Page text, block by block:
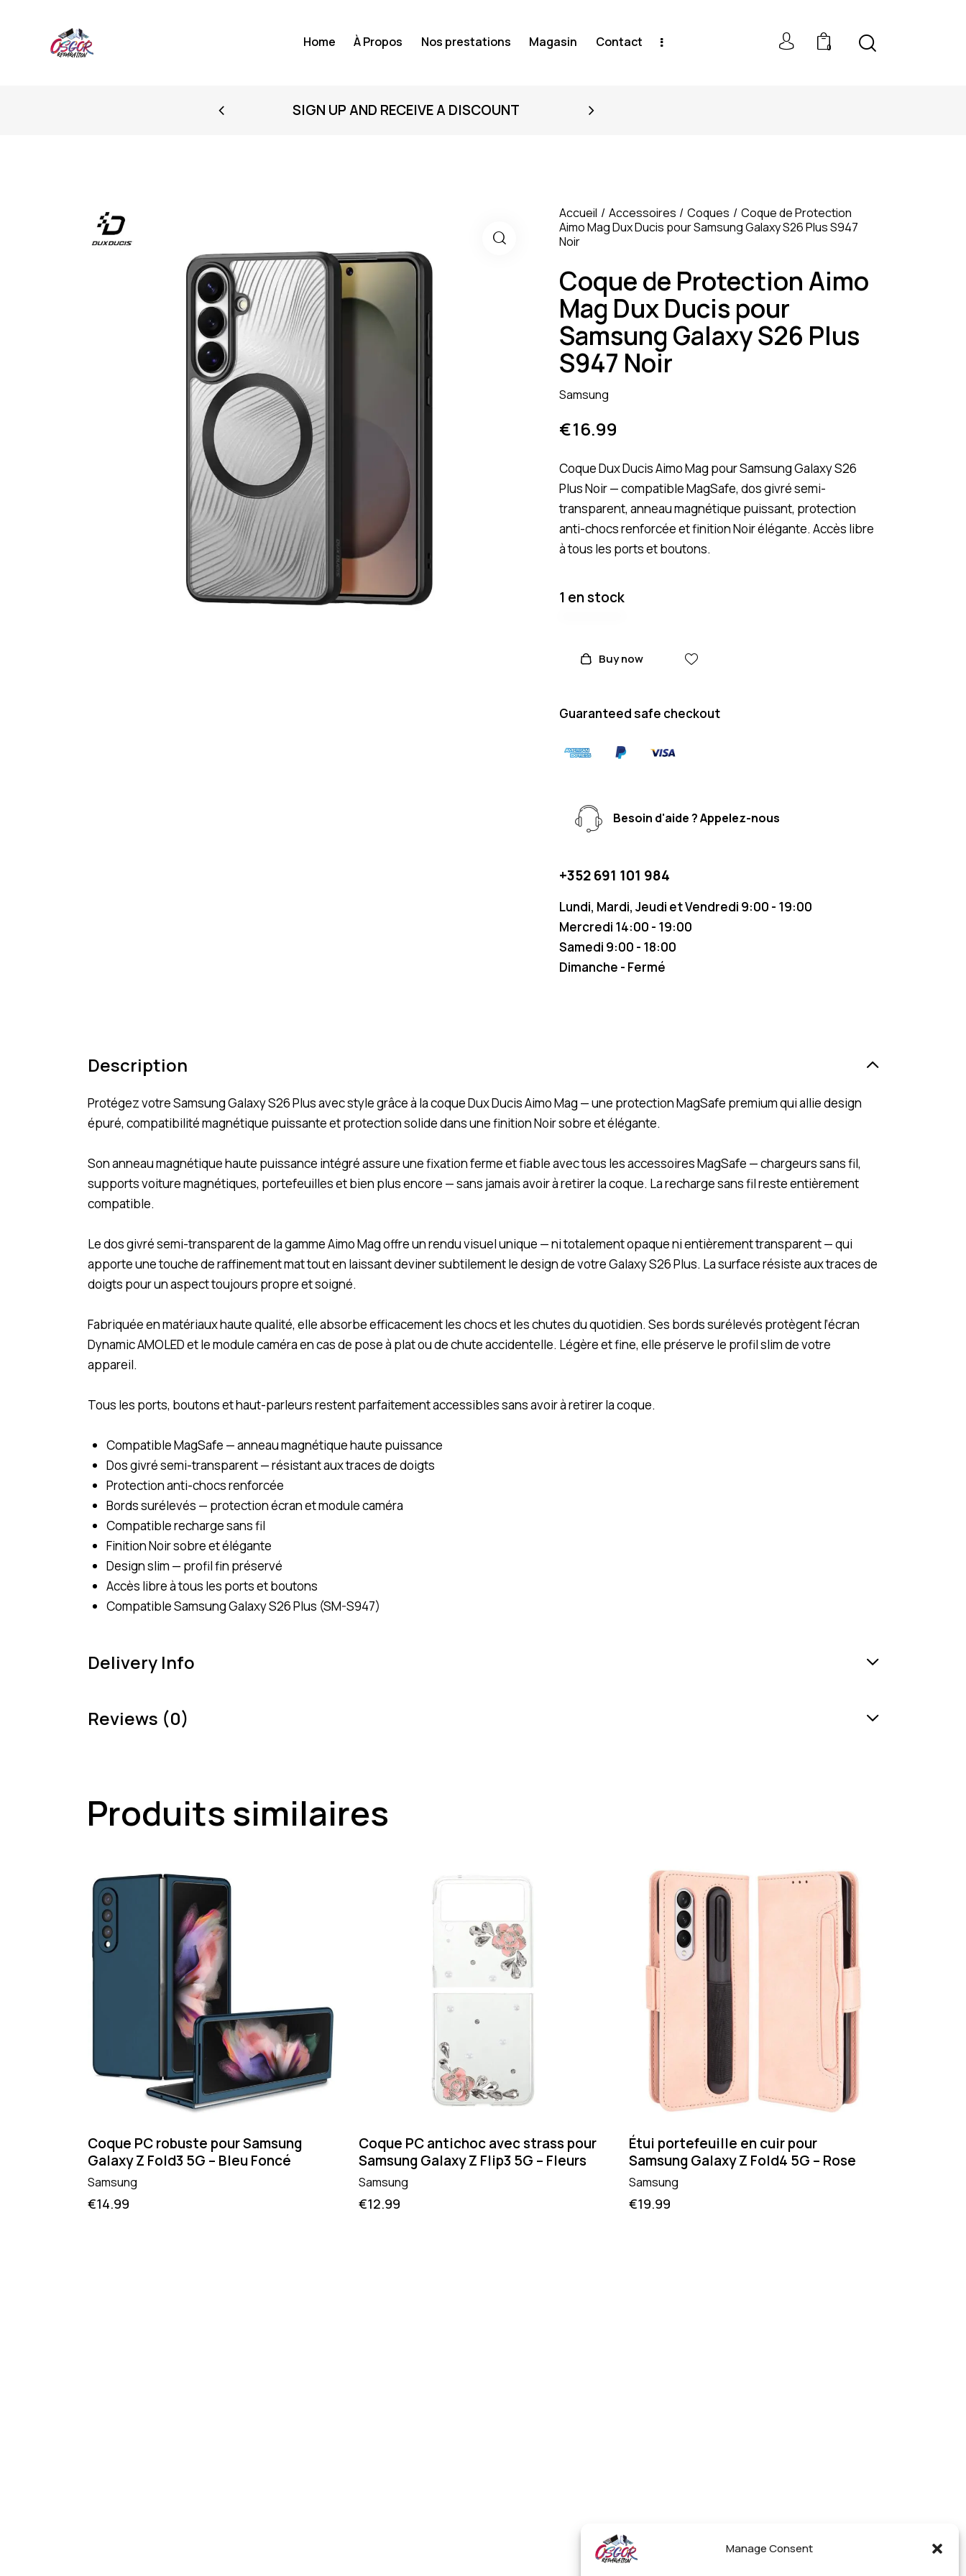
Manage Consent
Home À Propos Nos prestations Magasin Contact 0
SIGN UP AND RECEIVE A DISCOUNT
Accueil Accessoires Coques
Coque de Protection
Aimo Mag Dux Ducis pour Samsung Galaxy S26 Plus S947
Noir
Coque de Protection Aimo
Mag Dux Ducis pour
Samsung Galaxy S26 Plus
S947 Noir
Samsung
€16.99
Coque Dux Ducis Aimo Mag pour Samsung Galaxy S26
Plus Noir — compatible MagSafe, dos givré semi-
transparent, anneau magnétique puissant, protection
anti-chocs renforcée et finition Noir élégante. Accès libre
à tous les ports et boutons.
1 en stock
Buy now
Guaranteed safe checkout
Besoin d'aide ? Appelez-nous
+352 691 101 984
Lundi, Mardi, Jeudi et Vendredi 9:00 - 19:00
Mercredi 14:00 - 19:00
Samedi 9:00 - 18:00
Dimanche - Fermé
Description
Protégez votre Samsung Galaxy S26 Plus avec style grâce à la coque Dux Ducis Aimo Mag — une protection MagSafe premium qui allie design
épuré, compatibilité magnétique puissante et protection solide dans une finition Noir sobre et élégante.
Son anneau magnétique haute puissance intégré assure une fixation ferme et fiable avec tous les accessoires MagSafe — chargeurs sans fil,
supports voiture magnétiques, portefeuilles et bien plus encore — sans jamais avoir à retirer la coque. La recharge sans fil reste entièrement
compatible.
Le dos givré semi-transparent de la gamme Aimo Mag offre un rendu visuel unique — ni totalement opaque ni entièrement transparent — qui
apporte une touche de raffinement mat tout en laissant deviner subtilement le design de votre Galaxy S26 Plus. La surface résiste aux traces de
doigts pour un aspect toujours propre et soigné.
Fabriquée en matériaux haute qualité, elle absorbe efficacement les chocs et les chutes du quotidien. Ses bords surélevés protègent l’écran
Dynamic AMOLED et le module caméra en cas de pose à plat ou de chute accidentelle. Légère et fine, elle préserve le profil slim de votre
appareil.
Tous les ports, boutons et haut-parleurs restent parfaitement accessibles sans avoir à retirer la coque.
Compatible MagSafe — anneau magnétique haute puissance
Dos givré semi-transparent — résistant aux traces de doigts
Protection anti-chocs renforcée
Bords surélevés — protection écran et module caméra
Compatible recharge sans fil
Finition Noir sobre et élégante
Design slim — profil fin préservé
Accès libre à tous les ports et boutons
Compatible Samsung Galaxy S26 Plus (SM-S947)
Delivery Info
Reviews (0)
Produits similaires
Coque PC robuste pour Samsung
Galaxy Z Fold3 5G – Bleu Foncé
Samsung
€14.99
Coque PC antichoc avec strass pour
Samsung Galaxy Z Flip3 5G – Fleurs
Samsung
€12.99
Étui portefeuille en cuir pour
Samsung Galaxy Z Fold4 5G – Rose
Samsung
€19.99